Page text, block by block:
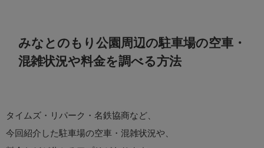
みなとのもり公園周辺の駐車場の空車・
混雑状況や料金を調べる方法
タイムズ・リパーク・名鉄協商など、
今回紹介した駐車場の空車・混雑状況や、